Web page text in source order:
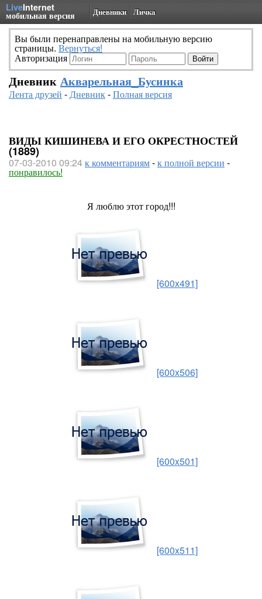
LiveInternet
мобильная версия Дневники Личка
Вы были перенаправлены на мобильную версию
страницы. Вернуться!
Авторизация
Дневник Акварельная_Бусинка
Лента друзей -Дневник-Полная версия
ВИДЫ КИШИНЕВА И ЕГО ОКРЕСТНОСТЕЙ
(1889)
07-03-2010 09:24к комментариям-к полной версии -
понравилось!
Я люблю этот город!!!
[600x491]
[600x506]
[600x501]
[600x511]